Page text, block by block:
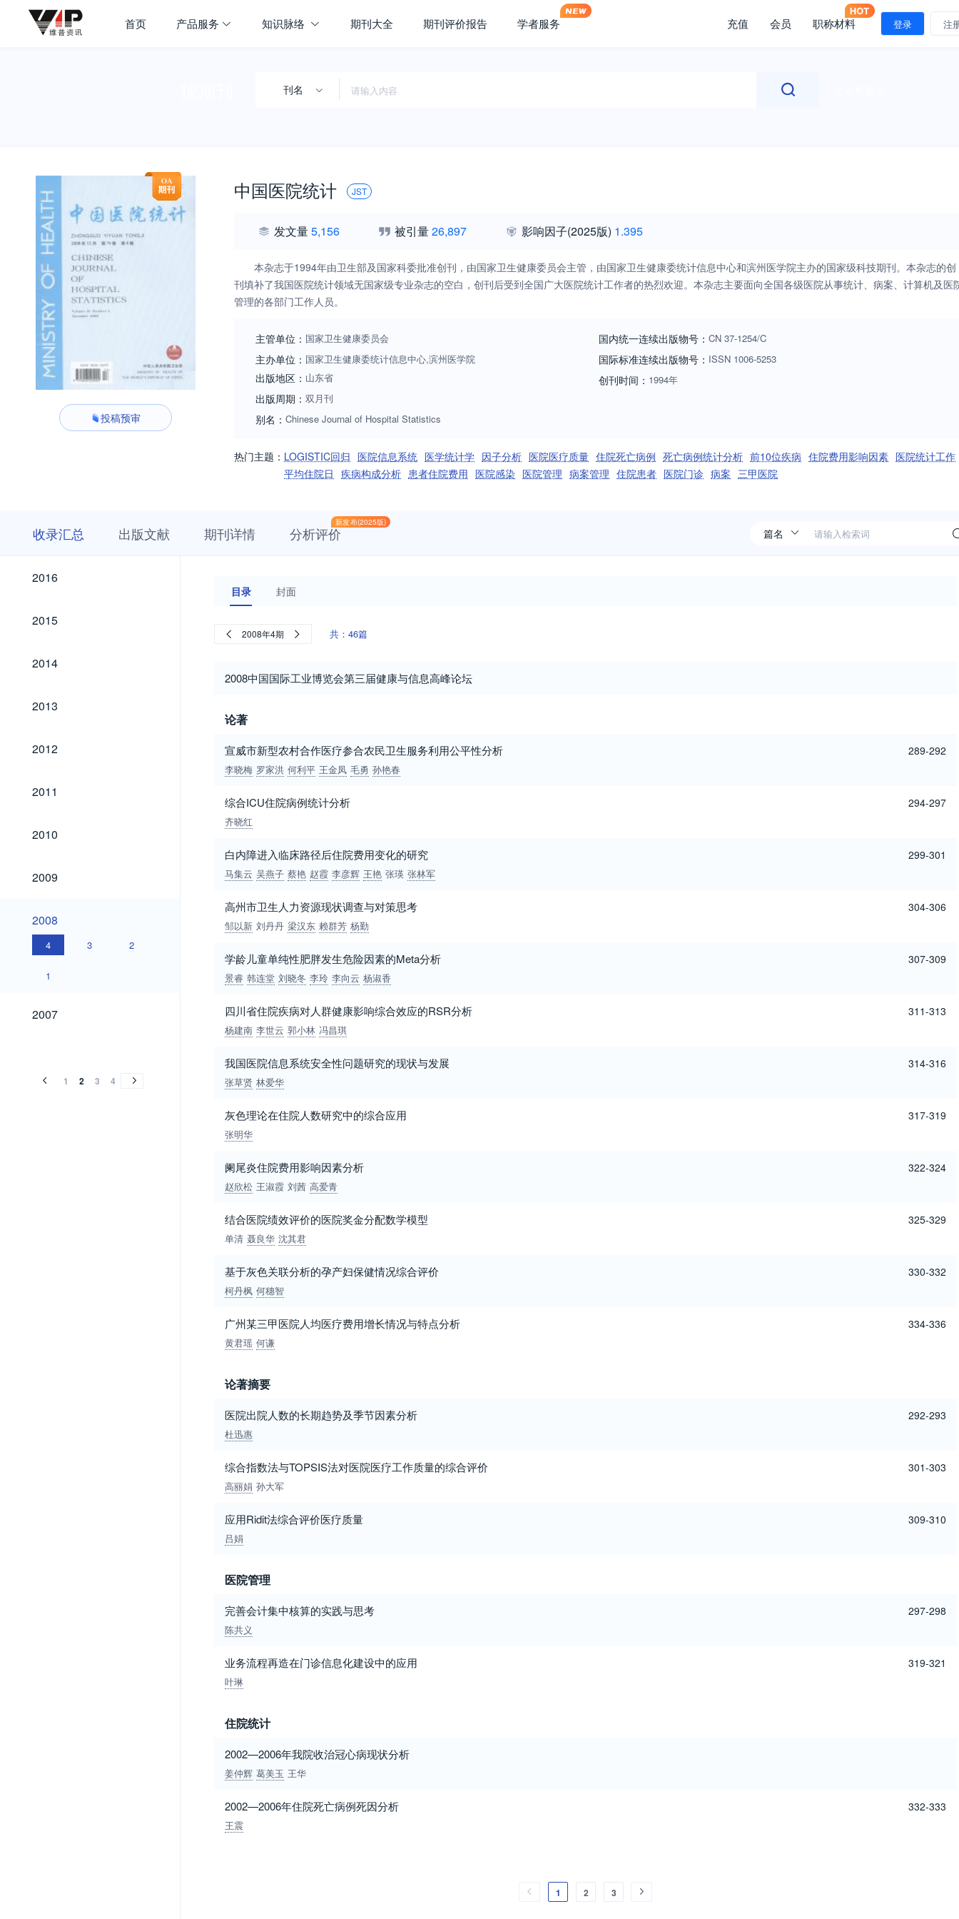
首页 产品服务 知识脉络 期刊大全 期刊评价报告 学者服务 充值 会员 职称材料 登录 注
刊名
投稿预审
中国医院统计 JST
发文量5,156 被引量26,897 影响因子(2025版) 1.395
本杂志于1994年由卫生部及国家科委批准创刊，由国家卫生健康委员会主管，由国家卫生健康委统计信息中心和滨州医学院主办的国家级科技期刊。本杂志的创
刊填补了我国医院统计领域无国家级专业杂志的空白，创刊后受到全国广大医院统计工作者的热烈欢迎。本杂志主要面向全国各级医院从事统计、病案、计算机及医
管理的各部门工作人员。
主管单位： 国家卫生健康委员会
主办单位： 国家卫生健康委统计信息中心,滨州医学院
出版地区： 山东省
出版周期： 双月刊
别名： Chinese Journal of Hospital Statistics
国内统一连续出版物号： CN 37-1254/C
国际标准连续出版物号 ： ISSN 1006-5253
创刊时间： 1994年
热门主题： LOGISTIC回归 医院信息系统 医学统计学 因子分析 医院医疗质量 住院死亡病例 死亡病例统计分析 前10位疾病 住院费用影响因素 医院统计工作
平均住院日 疾病构成分析 患者住院费用 医院感染 医院管理 病案管理 住院患者 医院门诊 病案 三甲医院
收录汇总 出版文献 期刊详情
新发布(2025版)
分析评价
2016
2016
2015
2015
2014
2014
2013
2013
2012
2012
2011
2011
2010
2010
2009
2009
2008
2008
4 3 2
1
2007
2007
1 2 3 4
目录 封面
2008年4期 共：46篇
2008中国国际工业博览会第三届健康与信息高峰论坛
论著
宣威市新型农村合作医疗参合农民卫生服务利用公平性分析
李晓梅 罗家洪 何利平 王金凤 毛勇 孙艳春
289-292
综合ICU住院病例统计分析
齐晓红
294-297
白内障进入临床路径后住院费用变化的研究
马集云 吴燕子 蔡艳 赵霞 李彦辉 王艳 张瑛 张林军
299-301
高州市卫生人力资源现状调查与对策思考
邹以新 刘丹丹 梁汉东 赖群芳 杨勤
304-306
学龄儿童单纯性肥胖发生危险因素的Meta分析
景睿 韩连堂 刘晓冬 李玲 李向云 杨淑香
307-309
四川省住院疾病对人群健康影响综合效应的RSR分析
杨建南 李世云 郭小林 冯昌琪
311-313
我国医院信息系统安全性问题研究的现状与发展
张草贤 林爱华
314-316
灰色理论在住院人数研究中的综合应用
张明华
317-319
阑尾炎住院费用影响因素分析
赵欣松 王淑霞 刘茜 高爱青
322-324
结合医院绩效评价的医院奖金分配数学模型
单清 聂良华 沈其君
325-329
基于灰色关联分析的孕产妇保健情况综合评价
柯丹枫 何穗智
330-332
广州某三甲医院人均医疗费用增长情况与特点分析
黄君瑶 何谦
334-336
论著摘要
医院出院人数的长期趋势及季节因素分析
杜迅惠
292-293
综合指数法与TOPSIS法对医院医疗工作质量的综合评价
高丽娟 孙大军
301-303
应用Ridit法综合评价医疗质量
吕娟
309-310
医院管理
完善会计集中核算的实践与思考
陈共义
297-298
业务流程再造在门诊信息化建设中的应用
叶琳
319-321
住院统计
2002—2006年我院收治冠心病现状分析
姜仲辉 葛美玉 王华
2002—2006年住院死亡病例死因分析
王震
332-333
1 2 3